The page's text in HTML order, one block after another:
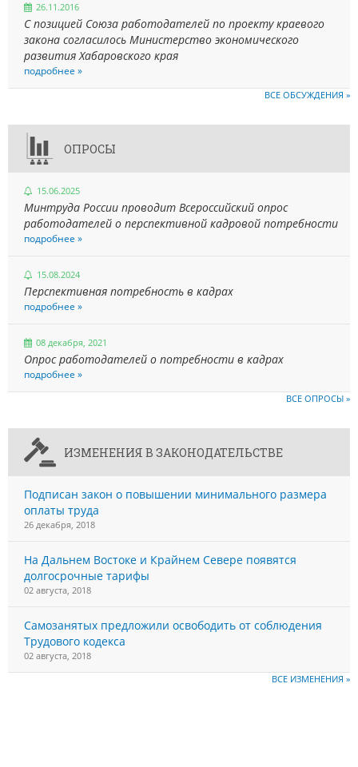
26.11.2016
С позицией Союза работодателей по проекту краевого
закона согласилось Министерство экономического
развития Хабаровского края
подробнее »
ВСЕ ОБСУЖДЕНИЯ »
ОПРОСЫ
15.06.2025
Минтруда России проводит Всероссийский опрос
работодателей о перспективной кадровой потребности
подробнее »
15.08.2024
Перспективная потребность в кадрах
подробнее »
08 декабря, 2021
Опрос работодателей о потребности в кадрах
подробнее »
ВСЕ ОПРОСЫ »
ИЗМЕНЕНИЯ В ЗАКОНОДАТЕЛЬСТВЕ
Подписан закон о повышении минимального размера
оплаты труда
26 декабря, 2018
На Дальнем Востоке и Крайнем Севере появятся
долгосрочные тарифы
02 августа, 2018
Самозанятых предложили освободить от соблюдения
Трудового кодекса
02 августа, 2018
ВСЕ ИЗМЕНЕНИЯ »